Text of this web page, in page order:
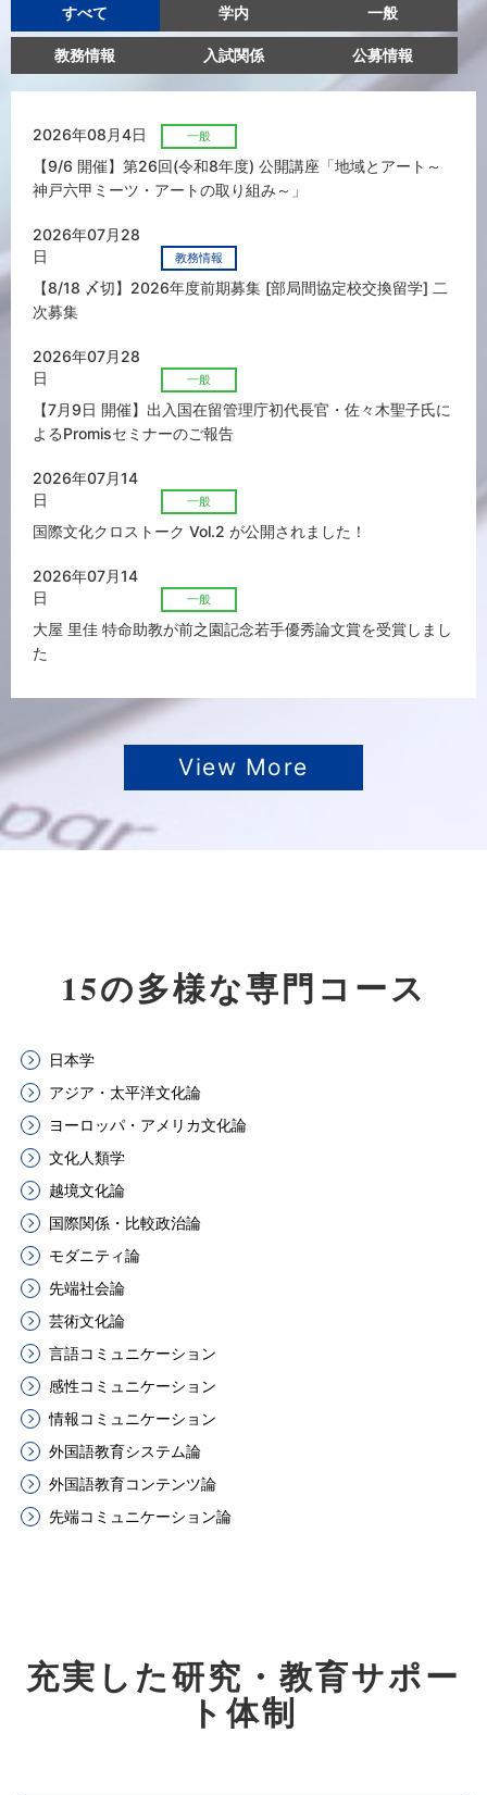
すべて 学内 一般
教務情報 入試関係 公募情報
2026年08月4日 一般
【9/6 開催】第26回(令和8年度) 公開講座「地域とアート～
神戸六甲ミーツ・アートの取り組み～」
2026年07月28
日
教務情報
【8/18 〆切】2026年度前期募集 [部局間協定校交換留学] 二
次募集
2026年07月28
日
一般
【7月9日 開催】出入国在留管理庁初代長官・佐々木聖子氏に
よるPromisセミナーのご報告
2026年07月14
日
一般
国際文化クロストーク Vol.2 が公開されました！
2026年07月14
日
一般
大屋 里佳 特命助教が前之園記念若手優秀論文賞を受賞しまし
た
View More
15の多様な専門コース
日本学
アジア・太平洋文化論
ヨーロッパ・アメリカ文化論
文化人類学
越境文化論
国際関係・比較政治論
モダニティ論
先端社会論
芸術文化論
言語コミュニケーション
感性コミュニケーション
情報コミュニケーション
外国語教育システム論
外国語教育コンテンツ論
先端コミュニケーション論
充実した研究・教育サポー
ト体制